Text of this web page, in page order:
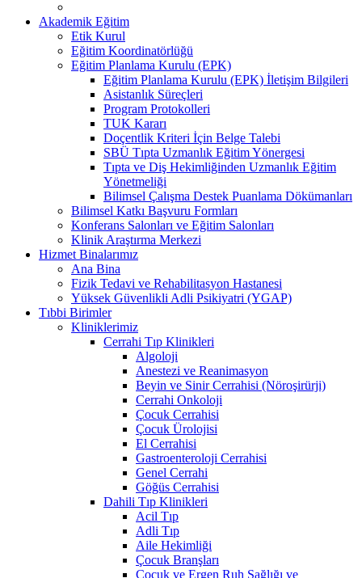
Akademik Eğitim
Etik Kurul
Eğitim Koordinatörlüğü
Eğitim Planlama Kurulu (EPK)
Eğitim Planlama Kurulu (EPK) İletişim Bilgileri
Asistanlık Süreçleri
Program Protokolleri
TUK Kararı
Doçentlik Kriteri İçin Belge Talebi
SBÜ Tıpta Uzmanlık Eğitim Yönergesi
Tıpta ve Diş Hekimliğinden Uzmanlık Eğitim
Yönetmeliği
Bilimsel Çalışma Destek Puanlama Dökümanları
Bilimsel Katkı Başvuru Formları
Konferans Salonları ve Eğitim Salonları
Klinik Araştırma Merkezi
Hizmet Binalarımız
Ana Bina
Fizik Tedavi ve Rehabilitasyon Hastanesi
Yüksek Güvenlikli Adli Psikiyatri (YGAP)
Tıbbi Birimler
Kliniklerimiz
Cerrahi Tıp Klinikleri
Algoloji
Anestezi ve Reanimasyon
Beyin ve Sinir Cerrahisi (Nöroşirürji)
Cerrahi Onkoloji
Çocuk Cerrahisi
Çocuk Ürolojisi
El Cerrahisi
Gastroenteroloji Cerrahisi
Genel Cerrahi
Göğüs Cerrahisi
Dahili Tıp Klinikleri
Acil Tıp
Adli Tıp
Aile Hekimliği
Çocuk Branşları
Çocuk ve Ergen Ruh Sağlığı ve